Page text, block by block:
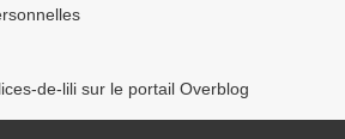
de-lili sur le portail Overblog